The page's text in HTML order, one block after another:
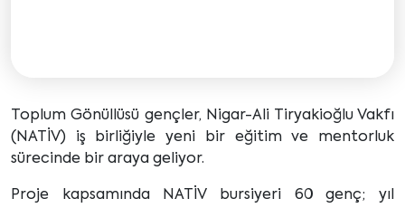
Toplum Gönüllüsü gençler, Nigar-Ali Tiryakioğlu Vakfı
(NATİV) iş birliğiyle yeni bir eğitim ve mentorluk
sürecinde bir araya geliyor.
Proje kapsamında NATİV bursiyeri 60 genç; yıl